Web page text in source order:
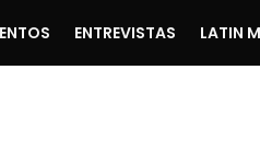
ENTREVISTAS LATIN